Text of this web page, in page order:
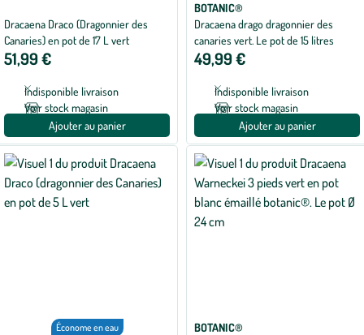
Dracaena Draco (Dragonnier des
Canaries) en pot de 17 L vert
51,99 €
Indisponible livraison
Voir stock magasin
Ajouter au panier
BOTANIC®
Dracaena drago dragonnier des
canaries vert. Le pot de 15 litres
49,99 €
Indisponible livraison
Voir stock magasin
Ajouter au panier
Économe en eau
BOTANIC®